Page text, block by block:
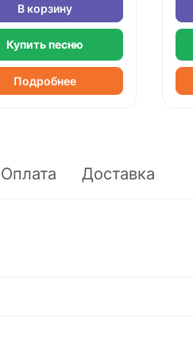
В корзину
Купить песню
Подробнее
Оплата Доставка